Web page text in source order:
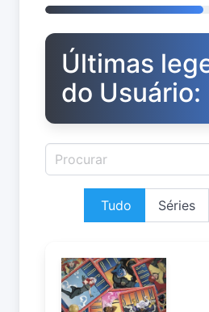
Últimas
do Usuário:
Tudo Séries